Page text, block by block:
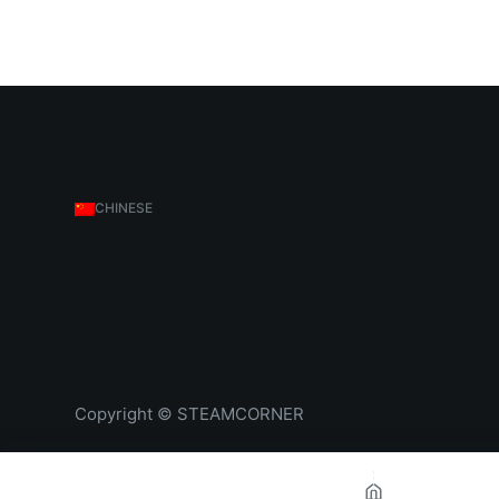
CHINESE
Copyright © STEAMCORNER